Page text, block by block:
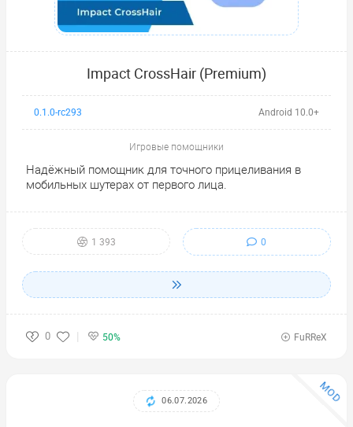
Impact CrossHair (Premium)
0.1.0-rc293 Android 10.0+
Игровые помощники
Надёжный помощник для точного прицеливания в
мобильных шутерах от первого лица.
1 393 0
0 50% FuRReX
MOD
06.07.2026